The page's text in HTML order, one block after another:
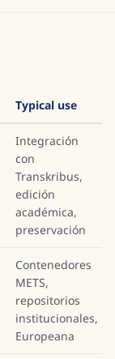
Typical use
Integración
con
Transkribus,
edición
académica,
preservación
Contenedores
METS,
repositorios
institucionales,
Europeana